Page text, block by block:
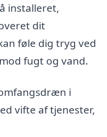
installeret,
dit
føle dig tryg ved
fugt og vand.
i
vifte af tjenester,